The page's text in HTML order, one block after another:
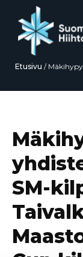
Etusivu /
SM-